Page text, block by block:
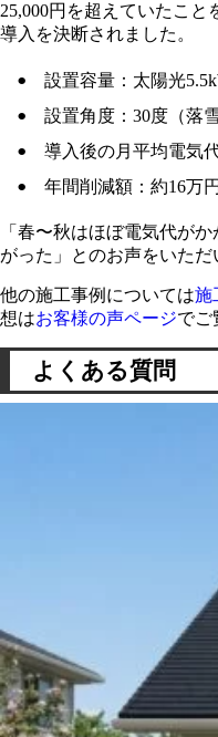
25,000円を超えていたこ
導入を決断されました。
設置容量：太陽光
設置角度：30度（落
導入後の月平均電気
年間削減額：約16万円
「春〜秋はほぼ電気代が
がった」とのお声をいただ
他の施工事例については施
想はお客様の声ページでご
よくある質問